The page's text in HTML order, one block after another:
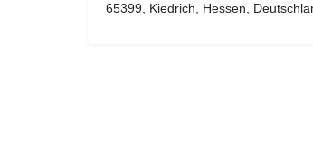
65399, Kiedrich, Hessen,